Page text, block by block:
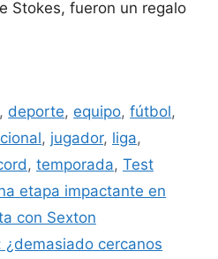
Stokes, fueron un regalo
, deporte, equipo,fútbol,
, jugador, liga,
, temporada, Test
etapa impactante en
con Sexton
¿demasiado cercanos